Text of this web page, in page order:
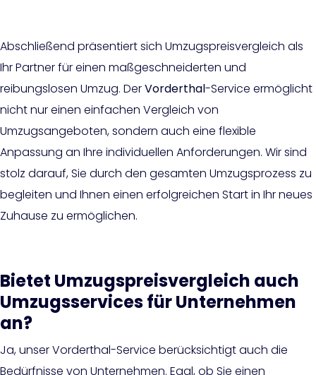
Abschließend präsentiert sich Umzugspreisvergleich als
Ihr Partner für einen maßgeschneiderten und
reibungslosen Umzug. DerVorderthal-Service ermöglicht
nicht nur einen einfachen Vergleich von
Umzugsangeboten, sondern auch eine flexible
Anpassung an Ihre individuellen Anforderungen. Wir sind
stolz darauf, Sie durch den gesamten Umzugsprozess zu
begleiten und Ihnen einen erfolgreichen Start in Ihr neues
Zuhause zu ermöglichen.
Bietet Umzugspreisvergleich auch
Umzugsservices für Unternehmen
an?
Ja, unser Vorderthal-Service berücksichtigt auch die
Bedürfnisse von Unternehmen. Egal, ob Sie einen